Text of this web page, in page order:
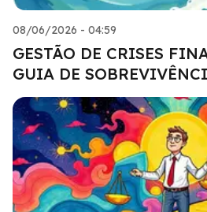
08/06/2026 - 04:59
GESTÃO DE CRISES
GUIA DE